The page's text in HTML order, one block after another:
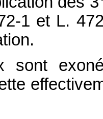
1 et L.
sont